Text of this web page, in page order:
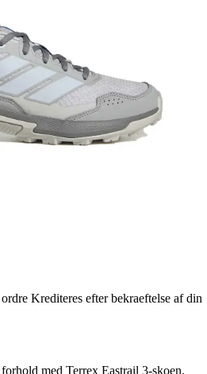
Krediteres efter bekraeftelse af din
med Terrex Eastrail 3-skoen.